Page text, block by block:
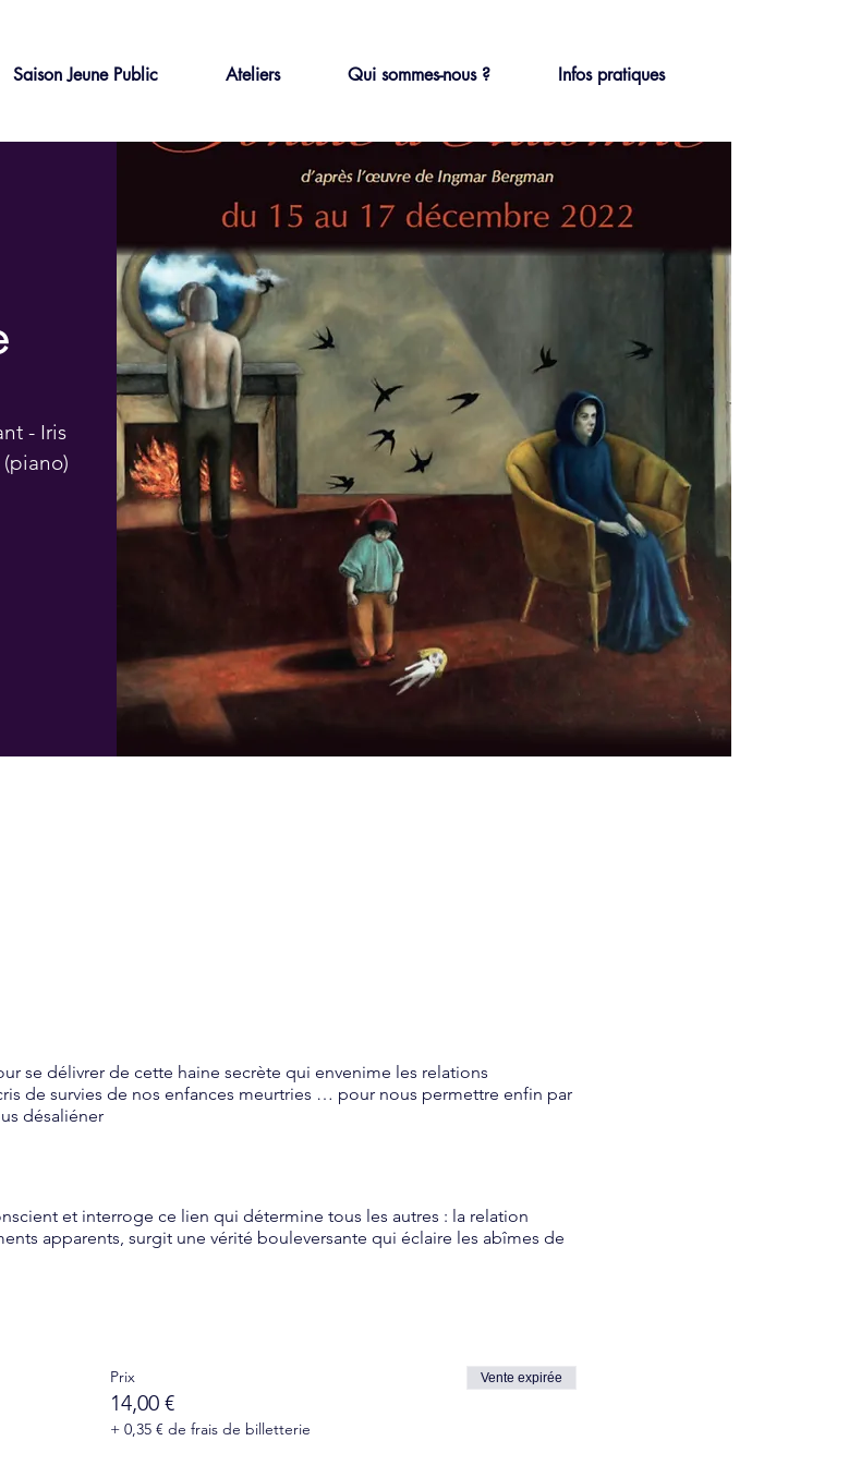
Saison Jeune Public Ateliers Qui sommes-nous ? Infos pratiques
- Iris
se délivrer de cette haine secrète qui envenime les relations
de survies de nos enfances meurtries … pour nous permettre enfin par
désaliéner
et interroge ce lien qui détermine tous les autres : la relation
apparents, surgit une vérité bouleversante qui éclaire les abîmes de
haine qui, dans notre quotidien se déverse sur nos écrans et nous
dehors de ce mécanisme de haine.
oblige sa mère, Charlotte, à contempler les ruines qu’elle a
parviennent, la mise en scène s’appuie paradoxalement sur une
feutré et apaisant.
Prix
14,00 €
+ 0,35 € de frais de billetterie
Vente expirée